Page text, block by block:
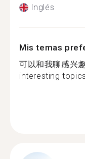
Inglés
Mis temas
可以和我聊感兴
interesting